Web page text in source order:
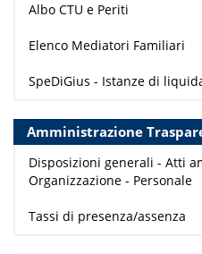
Albo CTU e Periti
Elenco Mediatori Familiari
SpeDiGius - Istanze di
Amministrazione
Disposizioni generali - Atti
Organizzazione - Personale
Tassi di presenza/assenza